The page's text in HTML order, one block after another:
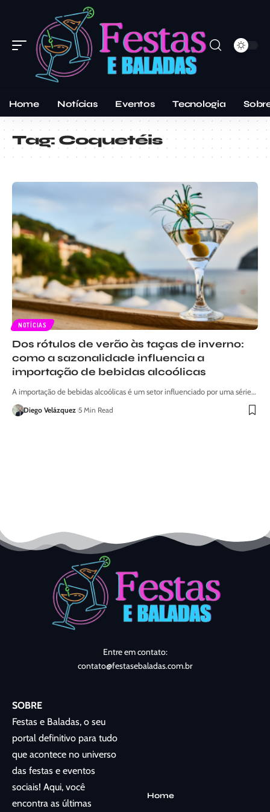
Home Notícias Eventos Tecnologia
Tag:Coquetéis
NOTÍCIAS
Dos rótulos de verão às taças de inverno:
como a sazonalidade influencia a
importação de bebidas alcoólicas
A importação de bebidas alcoólicas é um setor influenciado por uma série…
Diego Velázquez 5 Min Read
Entre em contato:
contato@festasebaladas.com.br
SOBRE
Festas e Baladas, o seu
portal definitivo para tudo
que acontece no universo
das festas e eventos
sociais! Aqui, você
encontra as últimas
Home